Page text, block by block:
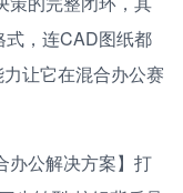
，连CAD图纸都
让它在混合办公赛
办公解决方案】打